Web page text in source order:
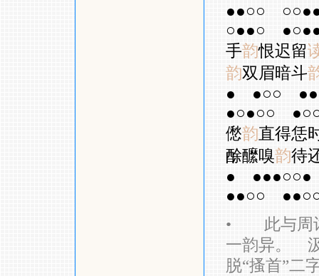
●●○○
○●●○
手韵恨迟留
韵双眉暗斗
●
●○○
●○●○○
僽韵直得恁
酴醿嗅韵待
●
●●●○○●
●●○○
• 此与周词
一韵异。
脱“搔首”二